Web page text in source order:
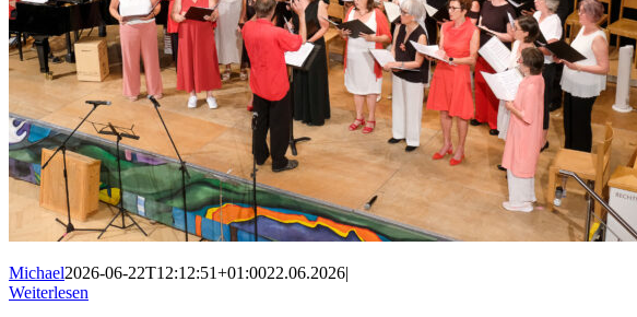
Michael2026-06-22T12:12:51+01:0022.06.2026|
Weiterlesen